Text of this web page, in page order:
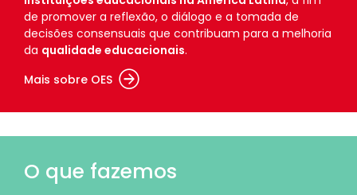
de promover a reflexão, o diálogo e a tomada de
decisões consensuais que contribuam para a melhoria
da qualidade educacionais.
Mais sobre OES
O que fazemos